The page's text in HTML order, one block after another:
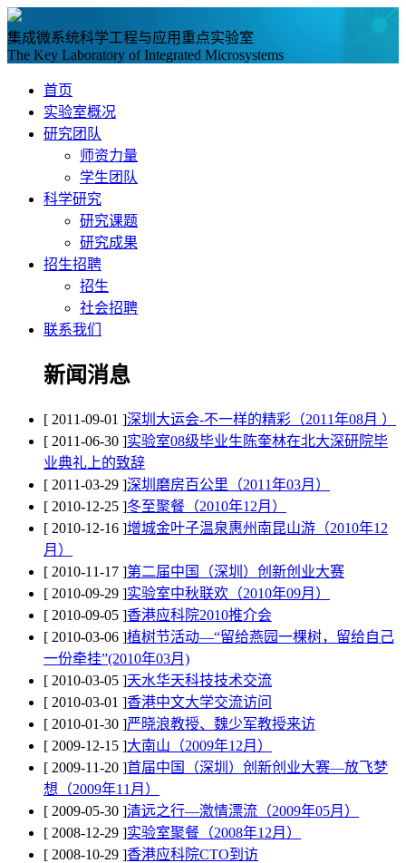
集成微系统科学工程与应用重点实验室
The Key Laboratory of Integrated Microsystems
首页
实验室概况
研究团队
师资力量
学生团队
科学研究
研究课题
研究成果
招生招聘
招生
社会招聘
联系我们
新闻消息
[ 2011-09-01 ]深圳大运会-不一样的精彩（2011年08月 ）
[ 2011-06-30 ]实验室08级毕业生陈奎林在北大深研院毕
业典礼上的致辞
[ 2011-03-29 ]深圳磨房百公里（2011年03月）
[ 2010-12-25 ]冬至聚餐（2010年12月）
[ 2010-12-16 ]增城金叶子温泉惠州南昆山游（2010年12
月）
[ 2010-11-17 ]第二届中国（深圳）创新创业大赛
[ 2010-09-29 ]实验室中秋联欢（2010年09月）
[ 2010-09-05 ]香港应科院2010推介会
[ 2010-03-06 ]植树节活动—“留给燕园一棵树，留给自己
一份牵挂”(2010年03月)
[ 2010-03-05 ]天水华天科技技术交流
[ 2010-03-01 ]香港中文大学交流访问
[ 2010-01-30 ]严晓浪教授、魏少军教授来访
[ 2009-12-15 ]大南山（2009年12月）
[ 2009-11-20 ]首届中国（深圳）创新创业大赛—放飞梦
想（2009年11月）
[ 2009-05-30 ]清远之行—激情漂流（2009年05月）
[ 2008-12-29 ]实验室聚餐（2008年12月）
[ 2008-10-29 ]香港应科院CTO到访